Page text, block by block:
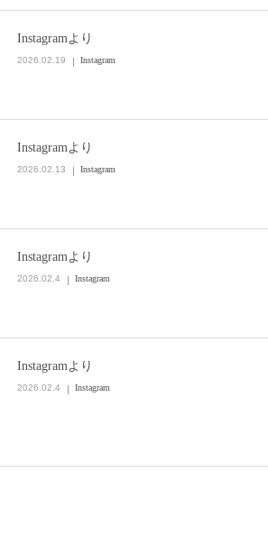
Instagramより
2026.02.19 Instagram
Instagramより
2026.02.13 Instagram
Instagramより
2026.02.4 Instagram
Instagramより
2026.02.4 Instagram